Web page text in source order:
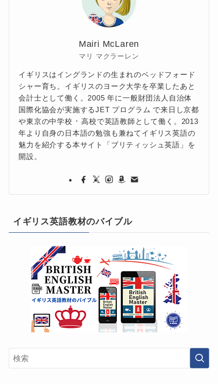
Mairi McLaren
マリ マクラーレン
イギリスはイングランドの生まれのベッドフォード
シャー育ち。イギリスのヨーク大学を卒業したあと
会計士として働く。2005 年に一般財団法人自治体
国際化協会が実施するJET プログラム で来日し京都
や東京の中学校 ･ 高校で英語教師として働く。2013
年より自身の日本語の勉強も兼ねてイギリス英語の
魅力を紹介する本サイト「ブリティッシュ英語」を
開設。
イギリス英語教材のバイブル